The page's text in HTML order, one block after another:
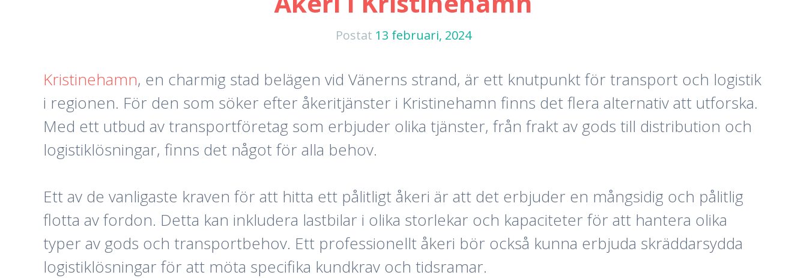
Postat 13 februari, 2024
Kristinehamn, en charmig stad belägen vid Vänerns strand, är ett knutpunkt för transport och logistik
i regionen. För den som söker efter åkeritjänster i Kristinehamn finns det flera alternativ att utforska.
Med ett utbud av transportföretag som erbjuder olika tjänster, från frakt av gods till distribution och
logistiklösningar, finns det något för alla behov.
Ett av de vanligaste kraven för att hitta ett pålitligt åkeri är att det erbjuder en mångsidig och pålitlig
flotta av fordon. Detta kan inkludera lastbilar i olika storlekar och kapaciteter för att hantera olika
typer av gods och transportbehov. Ett professionellt åkeri bör också kunna erbjuda skräddarsydda
logistiklösningar för att möta specifika kundkrav och tidsramar.